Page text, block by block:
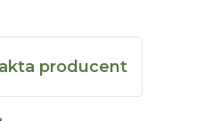
tillverkar Hudik
står Laurentiu, som
producent